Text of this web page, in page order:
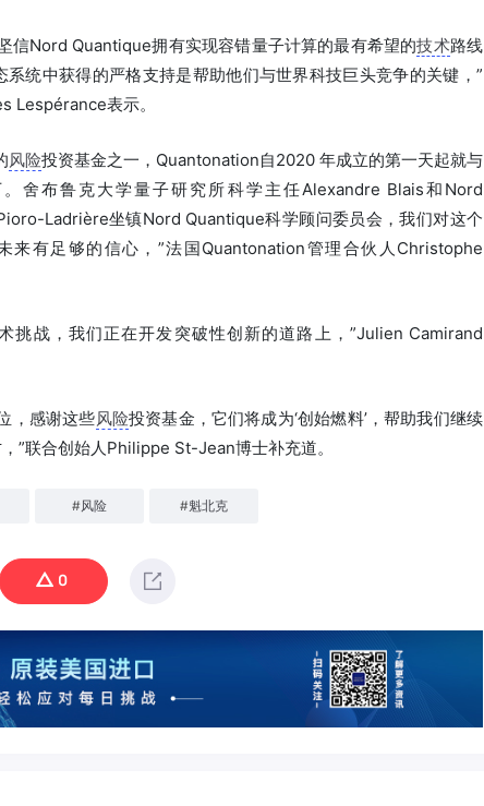
信Nord Quantique拥有实现容错量子计算的最有希望的技术路线
统中获得的严格支持是帮助他们与世界科技巨头竞争的关键，”
Lespérance表示。
风险投资基金之一，Quantonation自2020 年成立的第一天起就与
舍布鲁克大学量子研究所科学主任Alexandre Blais和Nord
Ladrière坐镇Nord Quantique科学顾问委员会，我们对这个
来有足够的信心，”法国Quantonation管理合伙人Christophe
挑战，我们正在开发突破性创新的道路上，”Julien Camirand
，感谢这些风险投资基金，它们将成为‘创始燃料’，帮助我们继续
”联合创始人Philippe St-Jean博士补充道。
#风险 #魁北克
0